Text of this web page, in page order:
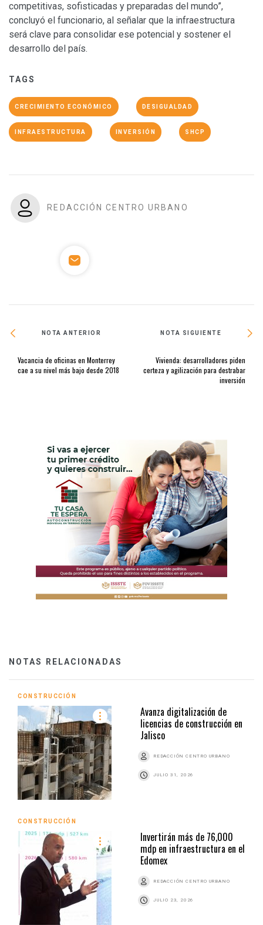
competitivas, sofisticadas y preparadas del mundo”,
concluyó el funcionario, al señalar que la infraestructura
será clave para consolidar ese potencial y sostener el
desarrollo del país.
TAGS
CRECIMIENTO ECONÓMICO DESIGUALDAD
INFRAESTRUCTURA INVERSIÓN SHCP
REDACCIÓN CENTRO URBANO
NOTA ANTERIOR
Vacancia de oficinas en Monterrey
cae a su nivel más bajo desde 2018
NOTA SIGUIENTE
Vivienda: desarrolladores piden
certeza y agilización para destrabar
inversión
NOTAS RELACIONADAS
CONSTRUCCIÓN
Avanza digitalización de
licencias de construcción en
Jalisco
REDACCIÓN CENTRO URBANO
JULIO 31, 2026
CONSTRUCCIÓN
Invertirán más de 76,000
mdp en infraestructura en el
Edomex
REDACCIÓN CENTRO URBANO
JULIO 23, 2026